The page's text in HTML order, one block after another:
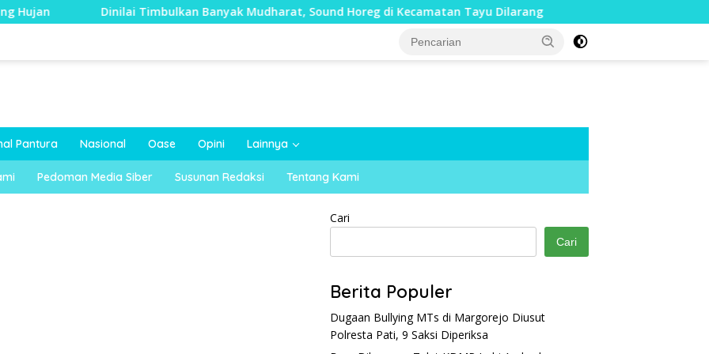
Timbulkan Banyak Mudharat, Sound Horeg di Kecamatan Tayu Dilarang Dua Jari Putus akibat Dugaan Bullying,
Pantura Nasional Oase Opini Lainnya
Pedoman Media Siber Susunan Redaksi Tentang Kami
Cari
Cari
Berita Populer
Dugaan Bullying MTs di Margorejo Diusut
Polresta Pati, 9 Saksi Diperiksa